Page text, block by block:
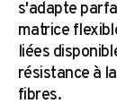
s'adapte
matrice
liées
résistance à
fibres.